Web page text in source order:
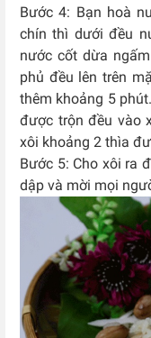
Bước 4: Bạn hoà
chín thì dưới đều
nước cốt dừa
phủ đều lên trên
thêm khoảng 5
được trộn đều vào
xôi khoảng 2 thìa
Bước 5: Cho xôi ra
dập và mời mọi